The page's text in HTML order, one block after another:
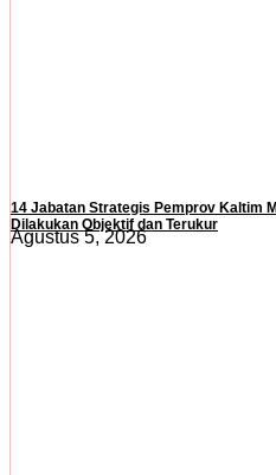
14 Jabatan Strategis Pemprov Kaltim
Dilakukan Objektif dan Terukur
Agustus 5, 2026